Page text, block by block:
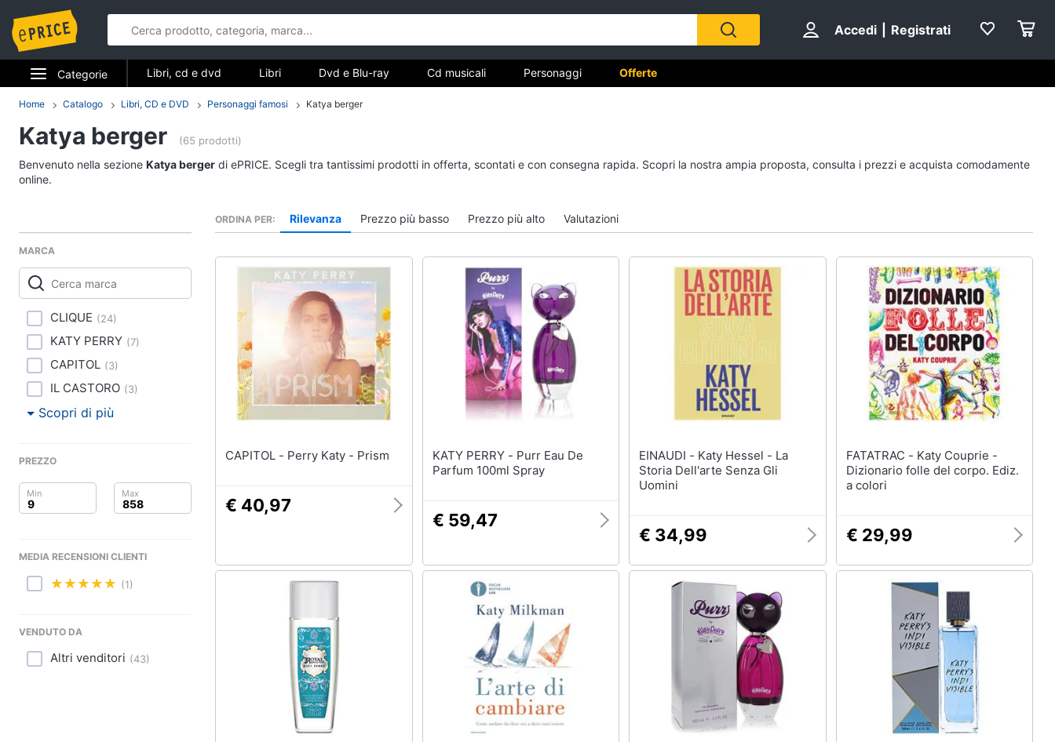
Accedi Registrati
Categorie
Elettrodomestici
Informatica
Videogiochi
Audio e musica
Arredo
Brico e Giardinaggio
Prima infanzia
Casalinghi
Libri, cd e dvd
Libri di Cucina
Architettura
Walt disney film
Musica Leggera
Vedi tutti
Libri, cd e dvd Libri Dvd e Blu-ray Cd musicali Personaggi Offerte
Home Catalogo Libri, CD e DVD Personaggi famosi Katya berger
Katya berger (65 prodotti)
Benvenuto nella sezione Katya berger di ePRICE. Scegli tra tantissimi prodotti in offerta, scontati e con consegna rapida. Scopri la nostra ampia proposta, consulta i prezzi e acquista comodamente
online.
MARCA
CLIQUE (24)
KATY PERRY (7)
CAPITOL (3)
IL CASTORO (3)
Scopri di più
PREZZO
MEDIA RECENSIONI CLIENTI
(1)
VENDUTO DA
Altri venditori (43)
ORDINA PER Rilevanza Prezzo più basso Prezzo più alto Valutazioni
CAPITOL - Perry Katy - Prism
€ 40,97
KATY PERRY - Purr Eau De
Parfum 100ml Spray
€ 59,47
EINAUDI - Katy Hessel - La
Storia Dell'arte Senza Gli
Uomini
€ 34,99
FATATRAC - Katy Couprie -
Dizionario folle del corpo. Ediz.
a colori
€ 29,99